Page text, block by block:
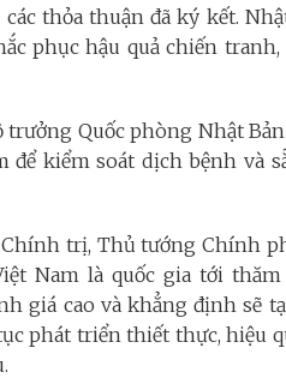
thỏa thuận đã ký kết.
phục hậu quả chiến
trưởng Quốc phòng Nhật
để kiểm soát dịch bệnh và
trị, Thủ tướng Chính
Nam là quốc gia tới
giá cao và khẳng định sẽ
phát triển thiết thực, hiệu